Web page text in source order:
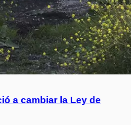
a cambiar la Ley de